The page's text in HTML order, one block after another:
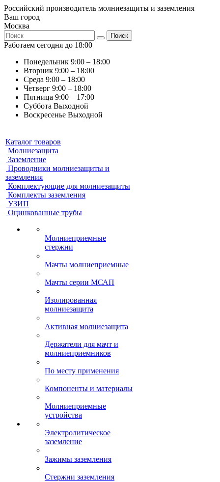
Российский производитель молниезащиты и заземления
Ваш город
Москва
Поиск
Работаем сегодня до 18:00
Понедельник 9:00 – 18:00
Вторник 9:00 – 18:00
Среда 9:00 – 18:00
Четверг 9:00 – 18:00
Пятница 9:00 – 17:00
Суббота Выходной
Воскресенье Выходной
Каталог товаров
Молниезащита
Заземление
Проводники молниезащиты и
заземления
Комплектующие для молниезащиты
Комплекты заземления
УЗИП
Оцинкованные трубы
Молниеприемные
стержни
Мачты молниеприемные
Мачты серии МСАП
Изолированная
молниезащита
Активная молниезащита
Держатели для мачт и
молниеприемников
По месту применения
Компоненты и материалы
Молниеприемные
устройства
Электролитическое
заземление
Зажимы заземления
Стержни заземления